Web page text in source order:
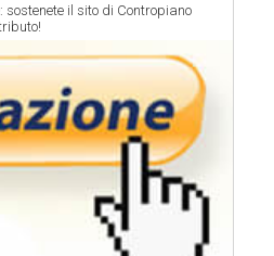
sostenete il sito di Contropiano